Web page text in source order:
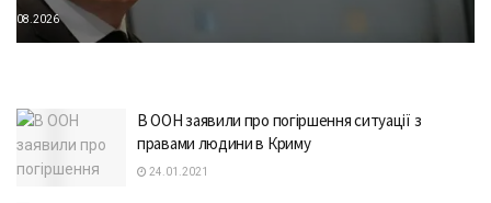
В ООН заявили про погіршення ситуації з
правами людини в Криму
24.01.2021